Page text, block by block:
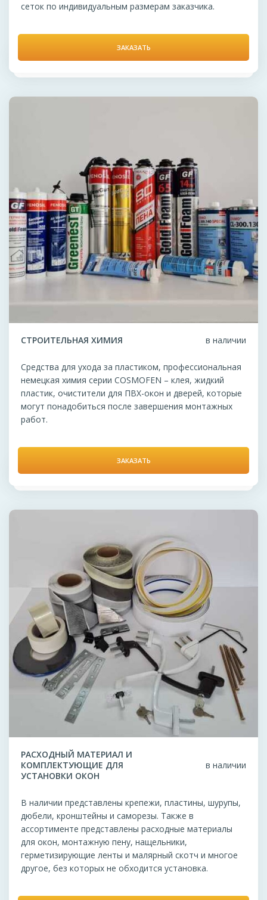
сеток по индивидуальным размерам заказчика.
ЗАКАЗАТЬ
СТРОИТЕЛЬНАЯ ХИМИЯ в наличии
Средства для ухода за пластиком, профессиональная
немецкая химия серии COSMOFEN – клея, жидкий
пластик, очистители для ПВХ-окон и дверей, которые
могут понадобиться после завершения монтажных
работ.
ЗАКАЗАТЬ
РАСХОДНЫЙ МАТЕРИАЛ И
КОМПЛЕКТУЮЩИЕ ДЛЯ
УСТАНОВКИ ОКОН
в наличии
В наличии представлены крепежи, пластины, шурупы,
дюбели, кронштейны и саморезы. Также в
ассортименте представлены расходные материалы
для окон, монтажную пену, нащельники,
герметизирующие ленты и малярный скотч и многое
другое, без которых не обходится установка.